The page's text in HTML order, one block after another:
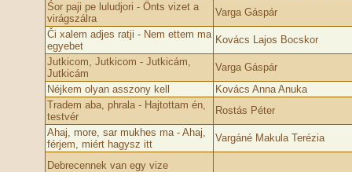
Śor paji pe luludjori - Önts vizet a
virágszálra
Varga Gáspár
Či xalem adjes ratji - Nem ettem ma
egyebet
Kovács Lajos Bocskor
Jutkicom, Jutkicom - Jutkicám,
Jutkicám
Varga Gáspár
Néjkem olyan asszony kell
Kovács Anna Anuka
Tradem aba, phrala - Hajtottam én,
testvér
Rostás Péter
Ahaj, more, sar mukhes ma - Ahaj,
férjem, miért hagysz itt
Vargáné Makula Terézia
Debrecennek van egy vize